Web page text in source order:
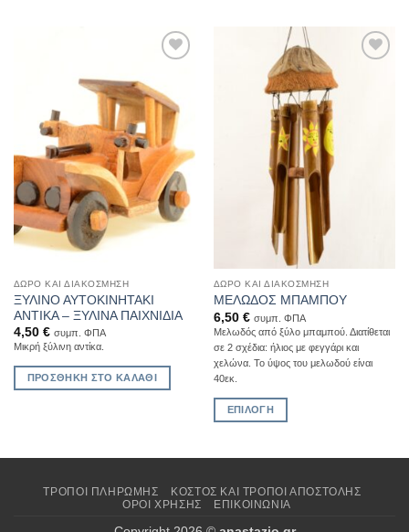
Wishlist
ΔΏΡΟ ΚΑΙ ΔΙΑΚΌΣΜΗΣΗ
ΞΥΛΙΝΟ ΑΥΤΟΚΙΝΗΤΑΚΙ
ΑΝΤΙΚΑ – ΞΥΛΙΝΑ ΠΑΙΧΝΙΔΙΑ
4,50 € συμπ. ΦΠΑ
Μικρή ξύλινη αντίκα.
ΠΡΟΣΘΉΚΗ ΣΤΟ ΚΑΛΆΘΙ
ΔΏΡΟ ΚΑΙ ΔΙΑΚΌΣΜΗΣΗ
ΜΕΛΩΔΟΣ ΜΠΑΜΠΟΥ
6,50 € συμπ. ΦΠΑ
Μελωδός από ξύλο μπαμπού. Διατίθεται
σε 2 σχέδια: ήλιος με φεγγάρι και
χελώνα. To ύψος του μελωδού είναι
40εκ.
ΕΠΙΛΟΓΉ
έχει
πολλαπλές
παραλλαγές.
ΤΡΌΠΟΙ ΠΛΗΡΩΜΉΣ
ΚΌΣΤΟΣ ΚΑΙ ΤΡΌΠΟΙ ΑΠΟΣΤΟΛΉΣ
ΌΡΟΙ ΧΡΉΣΗΣ
ΕΠΙΚΟΙΝΩΝΊΑ